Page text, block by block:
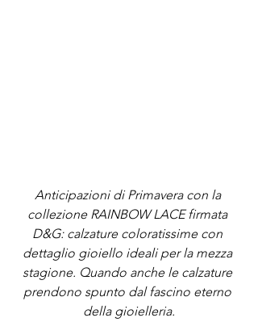
Anticipazioni di Primavera con la
collezione RAINBOW LACE firmata
D&G: calzature coloratissime con
dettaglio gioiello ideali per la mezza
stagione. Quando anche le calzature
prendono spunto dal fascino eterno
della gioielleria.